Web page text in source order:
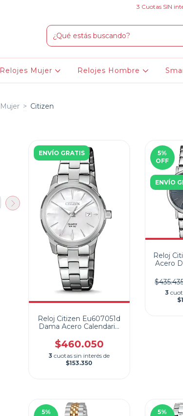
3 Cuotas SIN
Relojes Mujer Relojes Hombre
Mujer > Citizen
ENVÍO GRATIS
Reloj Citizen Eu607051d
Dama Acero Calendario
$460.050
3 cuotas sin interés de
$153.350
5%
OFF
ENVÍO
Reloj
Acero
3
5%
5%